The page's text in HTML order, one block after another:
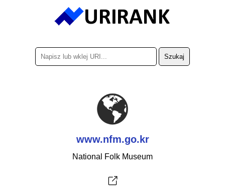
www.nfm.go.kr
National Folk Museum